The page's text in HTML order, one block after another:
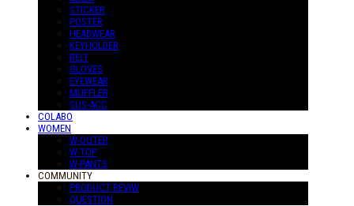
STICKER
POSTER
HEADWEAR
KEYHOLDER
BELT
GLOVES
EYEWEAR
MUFFLER
SUS-ACC
COLABO
WOMEN
W-OUTER
W-TOP
W-PANTS
COMMUNITY
PRODUCT REVIW
QUESTION